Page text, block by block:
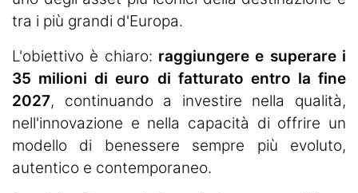
tra i più grandi d'Europa.
L'obiettivo è chiaro: raggiungere e superare i
35 milioni di euro di fatturato entro la fine
2027, continuando a investire nella qualità,
nell'innovazione e nella capacità di offrire un
modello di benessere sempre più evoluto,
autentico e contemporaneo.